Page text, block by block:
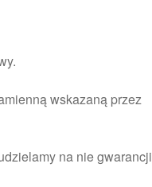
wskazaną przez
na nie gwarancji